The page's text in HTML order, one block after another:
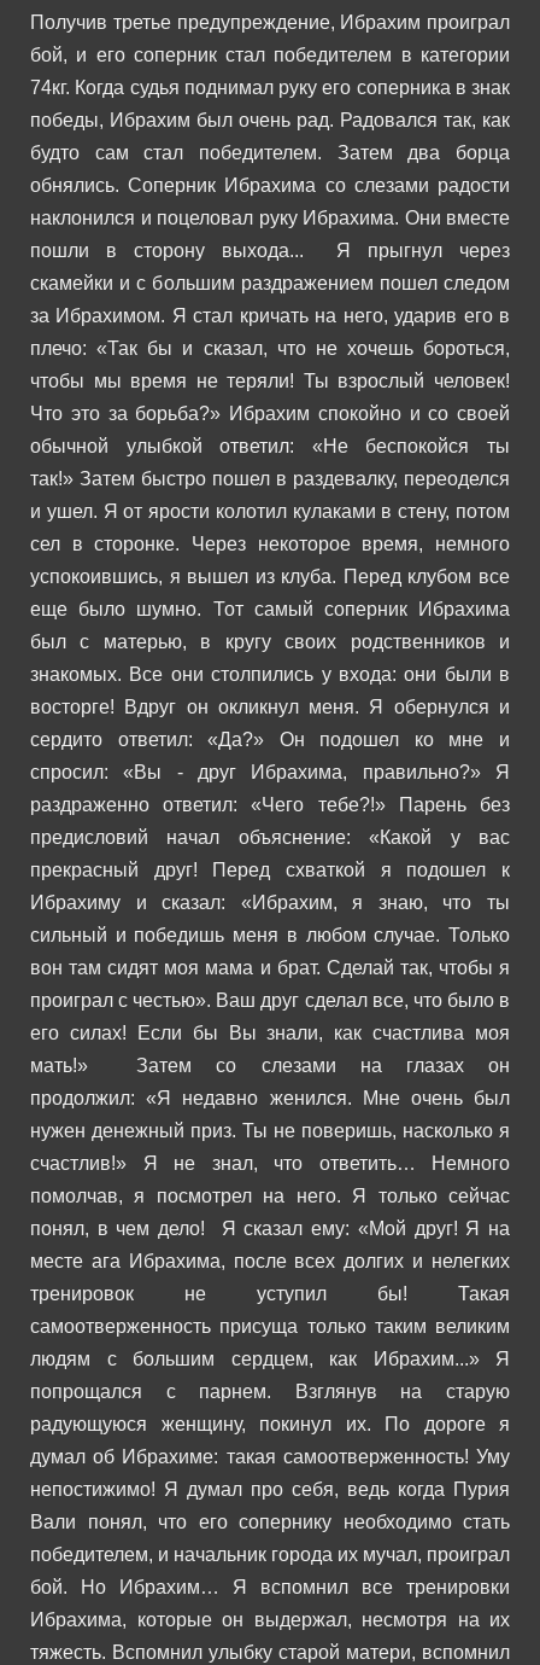
Получив третье предупреждение, Ибрахим проиграл
бой, и его соперник стал победителем в категории
74кг. Когда судья поднимал руку его соперника в знак
победы, Ибрахим был очень рад. Радовался так, как
будто сам стал победителем. Затем два борца
обнялись. Соперник Ибрахима со слезами радости
наклонился и поцеловал руку Ибрахима. Они вместе
пошли в сторону выхода... Я прыгнул через
скамейки и с большим раздражением пошел следом
за Ибрахимом. Я стал кричать на него, ударив его в
плечо:«Так бы и сказал, что не хочешь бороться,
чтобы мы время не теряли! Ты взрослый человек!
Что это за борьба?» Ибрахим спокойно и со своей
обычной улыбкой ответил: «Не беспокойся ты
так!» Затем быстро пошел в раздевалку, переоделся
и ушел. Я от ярости колотил кулаками в стену, потом
сел в сторонке. Через некоторое время, немного
успокоившись, я вышел из клуба. Перед клубом все
еще было шумно. Тот самый соперник Ибрахима
был с матерью, в кругу своих родственников и
знакомых. Все они столпились у входа: они были в
восторге! Вдруг он окликнул меня. Я обернулся и
сердито ответил:«Да?» Он подошел ко мне и
спросил:«Вы - друг Ибрахима, правильно?» Я
раздраженно ответил:«Чего тебе?!»
Парень без
предисловий начал объяснение:«Какой у вас
прекрасный друг! Перед схваткой я подошел к
Ибрахиму и сказал: «Ибрахим, я знаю, что ты
сильный и победишь меня в любом случае. Только
вон там сидят моя мама и брат. Сделай так, чтобы я
проиграл с честью». Ваш друг сделал все, что было в
его силах! Если бы Вы знали, как счастлива моя
мать!»Затем со слезами на глазах он
продолжил:«Я недавно женился. Мне очень был
нужен денежный приз. Ты не поверишь, насколько я
счастлив!» Я не знал, что ответить… Немного
помолчав, я посмотрел на него. Я только сейчас
понял, в чем дело!
Я сказал ему: «Мой друг! Я на
месте ага Ибрахима, после всех долгих и нелегких
тренировок не уступил бы! Такая
самоотверженность присуща только таким великим
людям с большим сердцем, как Ибрахим...» Я
попрощался с парнем. Взглянув на старую
радующуюся женщину, покинул их.
По дороге я
думал об Ибрахиме: такая самоотверженность! Уму
непостижимо! Я думал про себя, ведь когда Пурия
Вали понял, что его сопернику необходимо стать
победителем, и начальник города их мучал, проиграл
бой. Но Ибрахим… Я вспомнил все тренировки
Ибрахима, которые он выдержал, несмотря на их
тяжесть. Вспомнил улыбку старой матери, вспомнил